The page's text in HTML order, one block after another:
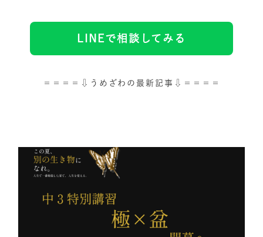
LINEで相談してみる
＝＝＝＝⇩うめざわの最新記事⇩＝＝＝＝